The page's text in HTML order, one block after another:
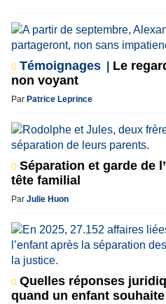
Témoignages
Le
non voyant
Par Patrice Leprince
Séparation et garde de
tête familial
Par Julie Huon
Quelles réponses
quand un enfant